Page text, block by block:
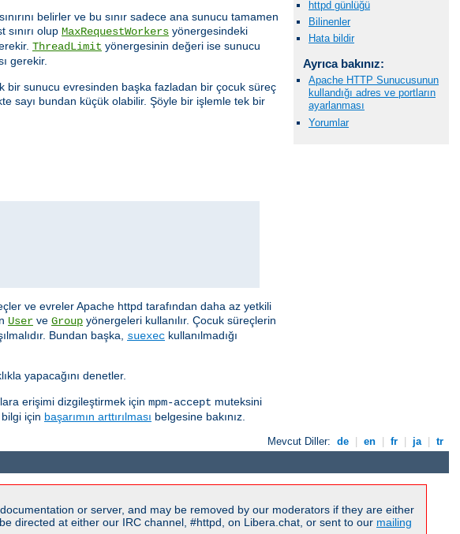
httpd günlüğü
Bilinenler
Hata bildir
Ayrıca bakınız:
Apache HTTP Sunucusunun
kullandığı adres ve portların
ayarlanması
Yorumlar
belirler ve bu sınır sadece ana sunucu tamamen
olup MaxRequestWorkers yönergesindeki
ThreadLimit yönergesinin değeri ise sunucu
gerekir.
bir sunucu evresinden başka fazladan bir çocuk süreç
sayı bundan küçük olabilir. Şöyle bir işlemle tek bir
ve evreler Apache httpd tarafından daha az yetkili
User ve Group yönergeleri kullanılır. Çocuk süreçlerin
Bundan başka, suexec kullanılmadığı
yapacağını denetler.
erişimi dizgileştirmek için mpm-accept muteksini
için başarımın arttırılması belgesine bakınız.
Mevcut Diller: de en fr ja tr
or server, and may be removed by our moderators if they are either
directed at either our IRC channel, #httpd, on Libera.chat, or sent to our mailing